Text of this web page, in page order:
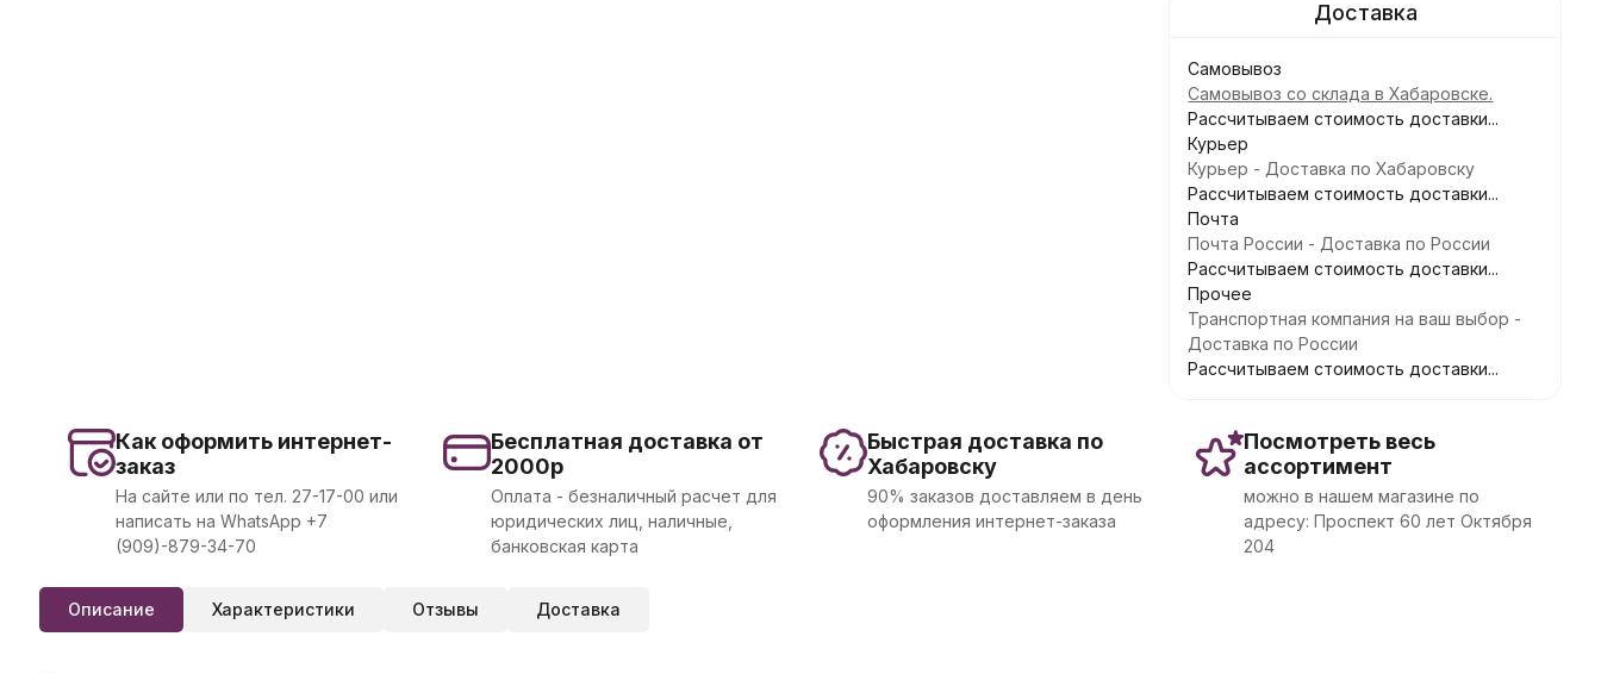
Самовывоз
Самовывоз со склада в Хабаровске.
Рассчитываем стоимость доставки...
Курьер
Курьер - Доставка по Хабаровску
Рассчитываем стоимость доставки...
Почта
Почта России - Доставка по России
Рассчитываем стоимость доставки...
Прочее
Транспортная компания на ваш выбор -
Доставка по России
Рассчитываем стоимость доставки...
Как оформить интернет-
заказ
На сайте или по тел. 27-17-00 или
написать на WhatsApp +7
(909)-879-34-70
Бесплатная доставка от
2000р
Оплата - безналичный расчет для
юридических лиц, наличные,
банковская карта
Быстрая доставка по
Хабаровску
90% заказов доставляем в день
оформления интернет-заказа
Посмотреть весь
ассортимент
можно в нашем магазине по
адресу: Проспект 60 лет Октября
204
Описание Характеристики Отзывы Доставка